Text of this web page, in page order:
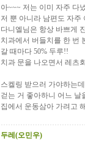
아~~~ 저는 이미 자주 다
저 뿐 아니라 남편도 자주
다니엘님은 항상 바쁘게
치과에서 버들치를 한 번
갈 때마다 50% 두루!!
치과 문을 나오면서 레츠
스켈링 받으러 가야하는
걷는 거 좋아하니 어느 날
집에서 운동삼아 가려고
두레(오민우)